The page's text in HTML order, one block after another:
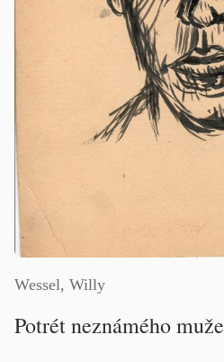
Wessel, Willy
Potrét neznámého muže